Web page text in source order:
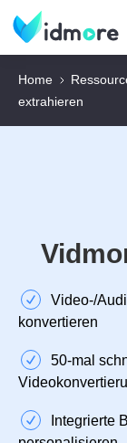
Home
extrahieren
Video‑/
konvertieren
50‑mal
Integrierte